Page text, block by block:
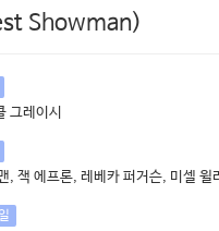
Showman)
그레이시
, 잭 에프론, 레베카 퍼거슨, 미셀 윌